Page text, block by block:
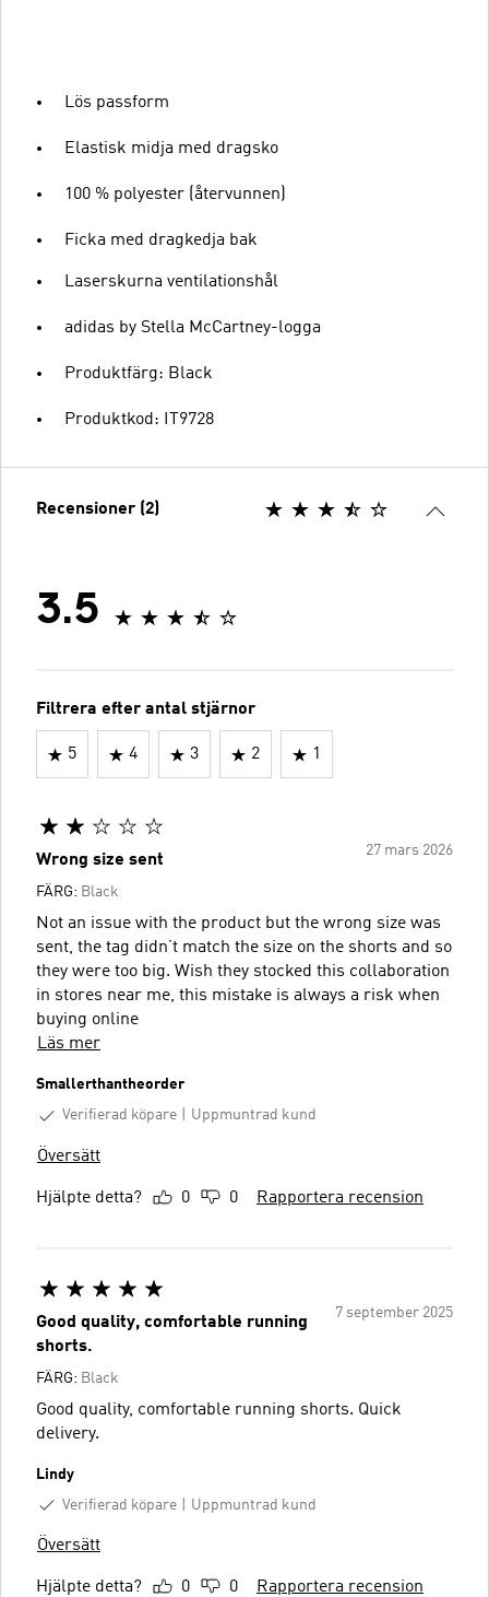
Lös passform
Elastisk midja med dragsko
100 % polyester (återvunnen)
Ficka med dragkedja bak
Laserskurna ventilationshål
adidas by Stella McCartney-logga
Produktfärg: Black
Produktkod: IT9728
Recensioner (2)
3.5
Filtrera efter antal stjärnor
5 4 3 2 1
27 mars 2026
Wrong size sent
FÄRG: Black
Not an issue with the product but the wrong size was
sent, the tag didn’t match the size on the shorts and so
they were too big. Wish they stocked this collaboration
in stores near me, this mistake is always a risk when
buying online
Läs mer
Smallerthantheorder
Verifierad köpare
Uppmuntrad kund
Översätt
Hjälpte detta? 0 0 Rapportera recension
7 september 2025
Good quality, comfortable running
shorts.
FÄRG: Black
Good quality, comfortable running shorts. Quick
delivery.
Lindy
Verifierad köpare
Uppmuntrad kund
Översätt
Hjälpte detta? 0 0 Rapportera recension